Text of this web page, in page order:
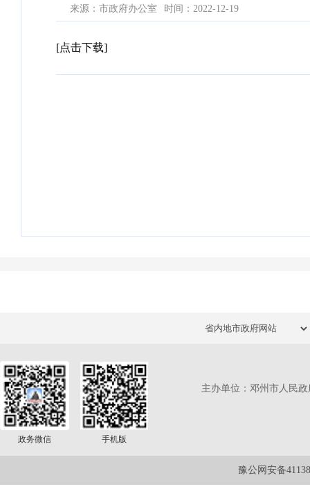
来源：市政府办公室 时间：2022-12-19
[点击下载]
政务微信 手机版
主办单位：邓州市人民
豫公网安备